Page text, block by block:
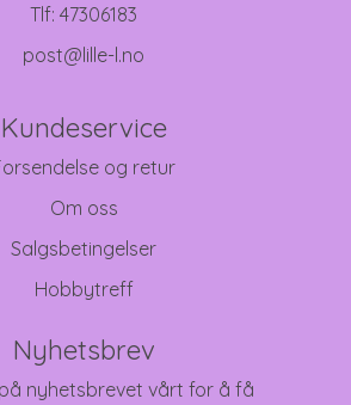
Tlf: 47306183
post@lille-l.no
Kundeservice
og retur
Om oss
Salgsbetingelser
Hobbytreff
Nyhetsbrev
nyhetsbrevet vårt for å få